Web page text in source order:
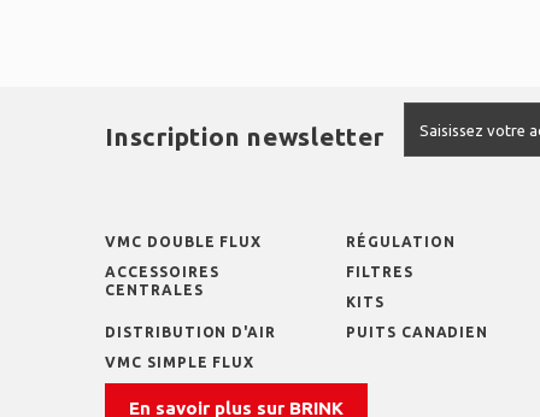
Inscription newsletter
VMC DOUBLE FLUX
RÉGULATION
ACCESSOIRES
CENTRALES
FILTRES
KITS
DISTRIBUTION D'AIR
PUITS CANADIEN
VMC SIMPLE FLUX
En savoir plus sur BRINK